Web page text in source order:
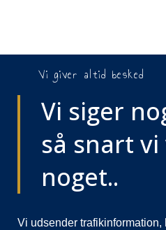
Vi giver altid besked
Vi siger
så snart vi
noget..
Vi udsender trafikinformation,